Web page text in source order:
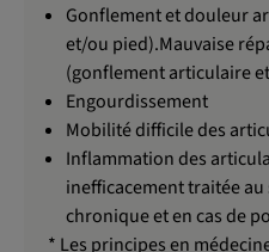
Gonflement et douleur
et/ou pied).Mauvaise
(gonflement articulaire
Engourdissement
Mobilité difficile des
Inflammation des
inefficacement traitée
chronique et en cas de
* Les principes en